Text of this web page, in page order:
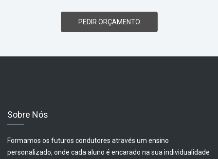
PEDIR ORÇAMENTO
Sobre Nós
Formamos os futuros condutores através um ensino
personalizado, onde cada aluno é encarado na sua individualidade